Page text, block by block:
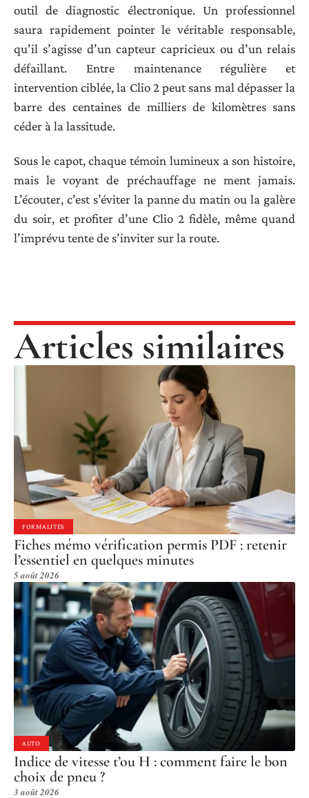
outil de diagnostic électronique. Un professionnel
saura rapidement pointer le véritable responsable,
qu’il s’agisse d’un capteur capricieux ou d’un relais
défaillant. Entre maintenance régulière et
intervention ciblée, la Clio 2 peut sans mal dépasser la
barre des centaines de milliers de kilomètres sans
céder à la lassitude.
Sous le capot, chaque témoin lumineux a son histoire,
mais le voyant de préchauffage ne ment jamais.
L’écouter, c’est s’éviter la panne du matin ou la galère
du soir, et profiter d’une Clio 2 fidèle, même quand
l’imprévu tente de s’inviter sur la route.
Articles similaires
FORMALITÉS
Fiches mémo vérification permis PDF : retenir
l’essentiel en quelques minutes
5 août 2026
AUTO
Indice de vitesse t’ou H : comment faire le bon
choix de pneu ?
3 août 2026